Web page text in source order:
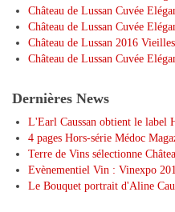
Château de Lussan Cuvée
Château de Lussan Cuvée
Château de Lussan 2016
Château de Lussan Cuvée
Dernières News
L'Earl Caussan obtient le label
4 pages Hors-série Médoc
Terre de Vins sélectionne
Evènementiel Vin : Vinexpo
Le Bouquet portrait d'Aline